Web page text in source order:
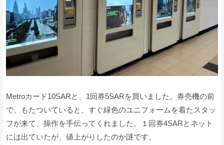
Metroカード10SARと、1回券5SARを買いました。券売機の前
で、もたついていると、すぐ緑色のユニフォームを着たスタッ
フが来て、操作を手伝ってくれました。１回券4SARとネット
には出ていたが、値上がりしたのか謎です。